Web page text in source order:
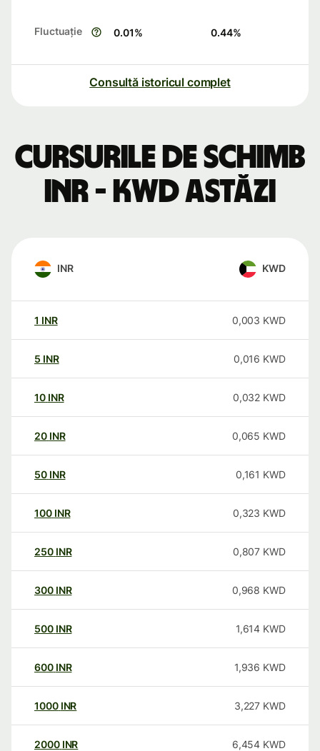
Fluctuație 0.01% 0.44%
Consultă istoricul complet
Cursurile de schimb
INR - KWD astăzi
INR KWD
1 INR 0,003 KWD
5 INR 0,016 KWD
10 INR 0,032 KWD
20 INR 0,065 KWD
50 INR 0,161 KWD
100 INR 0,323 KWD
250 INR 0,807 KWD
300 INR 0,968 KWD
500 INR 1,614 KWD
600 INR 1,936 KWD
1000 INR 3,227 KWD
2000 INR 6,454 KWD